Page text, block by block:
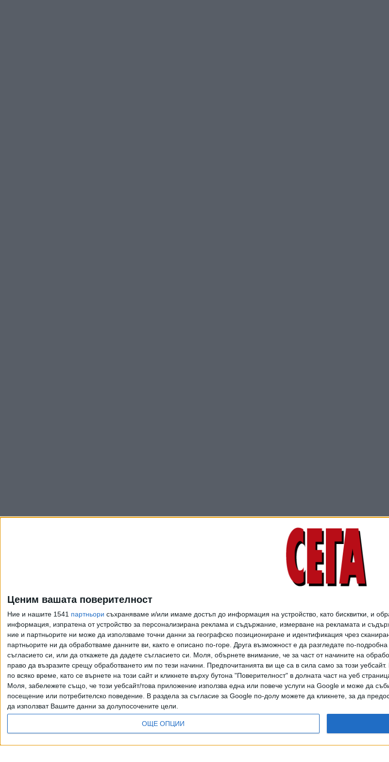
Ценим вашата поверителност
Ние и нашите 1541 партньори съхраняваме и/или имаме достъп до информация на устройство, като бисквитки, и
информация, изпратена от устройство за персонализирана реклама и съдържание, измерване на рекламата и
ние и партньорите ни може да използваме точни данни за географско позициониране и идентификация чрез
партньорите ни да обработваме данните ви, както е описано по-горе. Друга възможност е да разгледате по-
съгласието си, или да откажете да дадете съгласието си.
Моля, обърнете внимание, че за част от начините на
право да възразите срещу обработването им по тези начини. Предпочитанията ви ще са в сила само за този
по всяко време, като се върнете на този сайт и кликнете върху бутона "Поверителност" в долната част на уеб
Моля, забележете също, че този уебсайт/това приложение използва една или повече услуги на Google и може да
посещение или потребителско поведение. В раздела за съгласие за Google по-долу можете да кликнете, за да
да използват Вашите данни за долупосочените цели.
ОЩЕ ОПЦИИ
Всички права запазени. Възпроизвеждането на цели или части от текста или
ВОДЕЩИТЕ НОВИНИ ОТ БЪЛГАРИЯ И